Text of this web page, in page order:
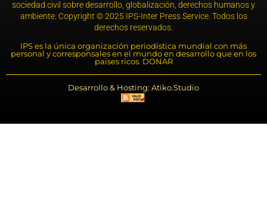
sociedad civil sobre desarrollo, globalización, derechos humanos y
ambiente. Copyright © 2025 IPS-Inter Press Service. Todos los
derechos reservados.
IPS es la única organización periodística mundial con más
personal y corresponsales en el mundo en desarrollo que en los
países ricos. DONAR
Desarrollo & Hosting: Atiko.Studio